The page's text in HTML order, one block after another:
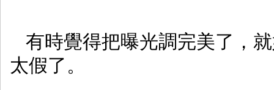
有時覺得把曝光調完美了，
太假了。